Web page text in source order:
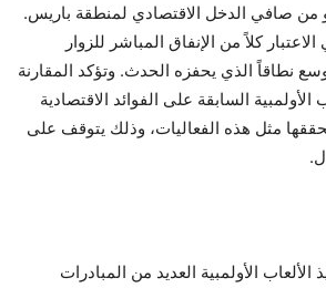
مليار يورو من صافي الدخل الاقتصادي لمنطقة باريس.
كلاً من الإنفاق المباشر للزوار
نطاقاً الذي يحفزه الحدث. وتؤكد المقارنة
الأولمبية السابقة على الفوائد الاقتصادية
مثل هذه الفعاليات، وذلك يتوقف على
الأولمبية العديد من المبادرات